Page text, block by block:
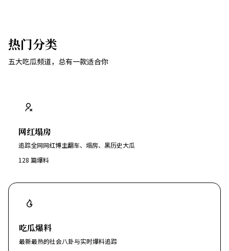
热门分类
五大吃瓜频道，总有一款适合你
网红塌房
追踪全网网红博主翻车、塌房、黑历史大瓜
128 篇爆料
吃瓜爆料
最新最热的社会八卦与实时爆料追踪